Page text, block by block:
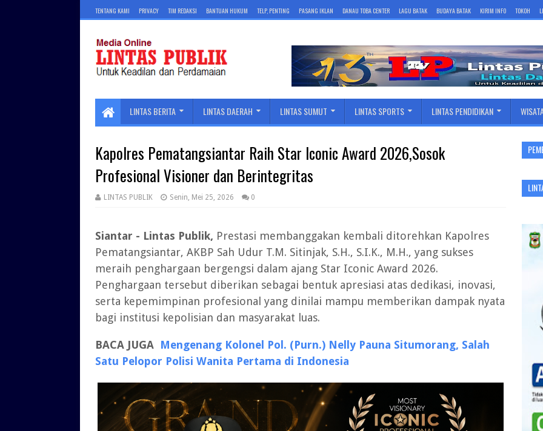
TENTANG KAMI PRIVACY TIM REDAKSI BANTUAN HUKUM TELP, PENTING PASANG IKLAN DANAU TOBA CENTER LAGU BATAK BUDAYA BATAK KIRIM INFO TOKOH
LINTAS BERITA LINTAS DAERAH LINTAS SUMUT LINTAS SPORTS LINTAS PENDIDIKAN
Kapolres Pematangsiantar Raih Star Iconic Award 2026,Sosok
Profesional Visioner dan Berintegritas
LINTAS PUBLIK Senin, Mei 25, 2026 0
Siantar - Lintas Publik, Prestasi membanggakan kembali ditorehkan Kapolres
Pematangsiantar, AKBP Sah Udur T.M. Sitinjak, S.H., S.I.K., M.H., yang sukses
meraih penghargaan bergengsi dalam ajang Star Iconic Award 2026.
Penghargaan tersebut diberikan sebagai bentuk apresiasi atas dedikasi, inovasi,
serta kepemimpinan profesional yang dinilai mampu memberikan dampak nyata
bagi institusi kepolisian dan masyarakat luas.
BACA JUGA Mengenang Kolonel Pol. (Purn.) Nelly Pauna Situmorang, Salah
Satu Pelopor Polisi Wanita Pertama di Indonesia